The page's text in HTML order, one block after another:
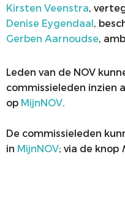
Kirsten Veenstra,
Denise Eygendaal,
Gerben Aarnoudse,
Leden van de NOV
commissieleden inzien
op MijnNOV.
De commissieleden
in MijnNOV; via de knop